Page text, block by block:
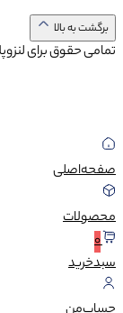
برگشت به بالا
تمامی حقوق برای
صفحه‌اصلی
محصولات
0
سبد‌خرید